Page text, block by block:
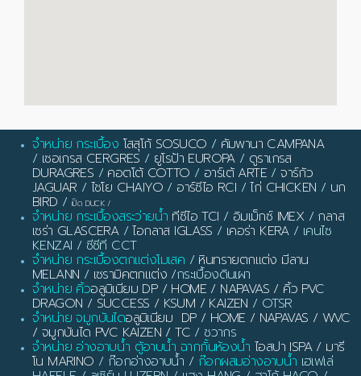
จำหน่าย กระเบื้อง โสสุโก้ SOSUCO / คัมพานา CAMPANA
/ เซอเกรส CERGRES / ยูโรป้า EUROPA/ ดูราเกรส
DURAGRES / คอตโต้ COTTO / อาร์เต้ ARTE /จาร์กัว
JAGUAR / ไชโย CHAIYO / อาร์ซีไอ RCI /ไก่ CHICKEN / นก
BIRD / เป็ด DUCK /
จำหน่าย กระเบื้องสระว่ายน้ำ ทีซีไอ TCI / อิมเม็กซ์ IMEX/ กลาส
เซร่า GLASCERA/ไอกลาส IGLASS / เคอร่า KERA/ เคนไซ
KENZAI / ซีซีที CCT
จำหน่าย กระเบื้องตกแต่งโมเสค / หินทรายตกแต่ง มีลาน
MELANN / เซรามิคตกแต่ง /กระเบื้องดินเผา
จำหน่าย คิ้วอลูมิเนียม DP / HOME / NAPAVAS / คิ้ว PVC
DRAGON / SUCCESS / KSUM / KAIZEN / OTSR
จำหน่าย จมูกบันไดอลูมิเนียม DP / HOME / NAPAVAS / WVC
/ จมูกบันได PVC KAIZEN / TC / ชวากร
จำหน่าย อ่างอาบน้ำ ตู้อาบน้ำ ฉากกั้นห้องน้ำ ไอสปา ISPA / มารี
โน MARINO / ก๊อกอ่างอาบน้ำ / ก๊อกผสมอ่างอาบน้ำ เฮเฟเล่